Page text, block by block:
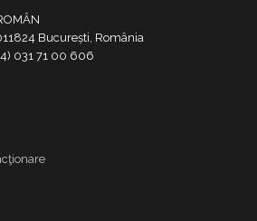
București, România
031 71 00 606